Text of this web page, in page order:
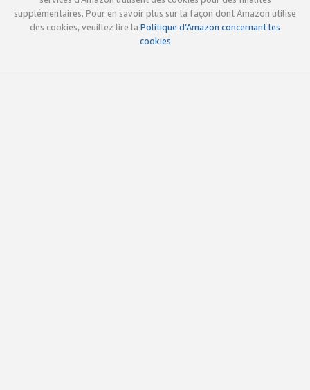
supplémentaires. Pour en savoir plus sur la façon dont Amazon utilise
des cookies, veuillez lire la Politique d’Amazon concernant les
cookies